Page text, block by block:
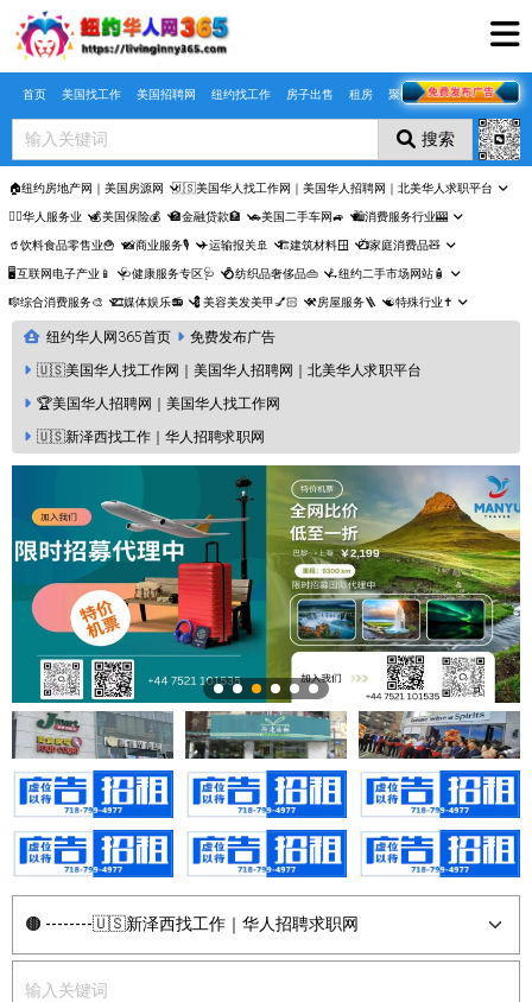
Skip to main content
首页 美国找工作 美国招聘网 纽约找工作 房子出售 租房 聚合页
搜索
🏠纽约房地产网｜美国房源网 🇺🇸美国华人找工作网｜美国华人招聘网｜北美华人求职平台
🤵‍♀️华人服务业 💰美国保险💰 🏦金融贷款🏦 🚗美国二手车网🚙 🛍️消费服务行业🎰
🥤饮料食品零售业🍟 📸商业服务🎙️ ✈️运输报关🚢 🏗️建筑材料🪟 📺家庭消费品🧸
🖥️互联网电子产业📱 🩺健康服务专区🩺 💍纺织品奢侈品👜 🛴纽约二手市场网站🧴
🎼综合消费服务🎨 🎞️媒体娱乐📻 💈美容美发美甲💅🏻 ⚒️房屋服务🪜 ☯️特殊行业✝️
纽约华人网365首页
免费发布广告
🇺🇸美国华人找工作网｜美国华人招聘网｜北美华人求职平台
🏆美国华人招聘网｜美国华人找工作网
🇺🇸新泽西找工作｜华人招聘求职网